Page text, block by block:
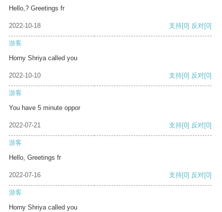
Hello,? Greetings fr
2022-10-18 支持[0] 反对[0]
游客
Horny Shriya called you
2022-10-10 支持[0] 反对[0]
游客
You have 5 minute oppor
2022-07-21 支持[0] 反对[0]
游客
Hello, Greetings fr
2022-07-16 支持[0] 反对[0]
游客
Horny Shriya called you